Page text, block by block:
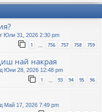
Юли 31, 2026 2:30 pm
1 … 756 757 758 759
най накрая
Юни 28, 2026 12:48 pm
1 … 93 94 95 96
Май 17, 2026 7:49 pm